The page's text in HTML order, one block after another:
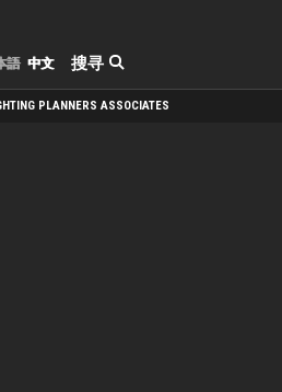
搜寻
語 中文
PLANNERS ASSOCIATES